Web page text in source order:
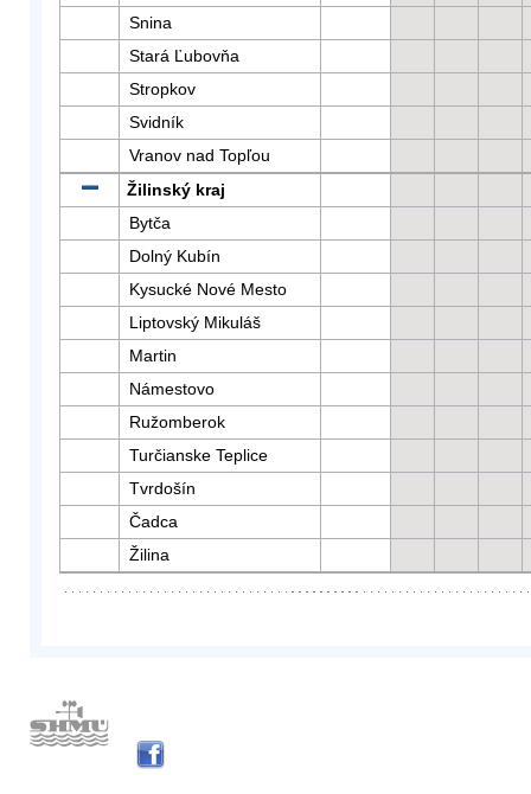
Snina
Stará Ľubovňa
Stropkov
Svidník
Vranov nad Topľou
Žilinský kraj
Bytča
Dolný Kubín
Kysucké Nové Mesto
Liptovský Mikuláš
Martin
Námestovo
Ružomberok
Turčianske Teplice
Tvrdošín
Čadca
Žilina